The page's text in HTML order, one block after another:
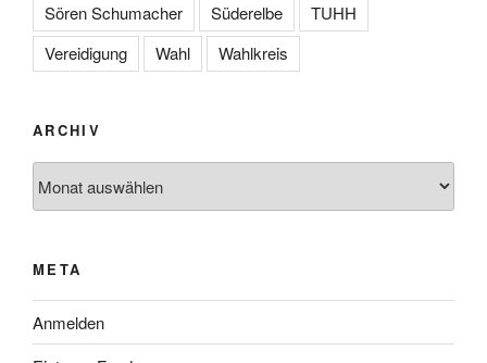
Sören Schumacher
Süderelbe
TUHH
Vereidigung
Wahl Wahlkreis
ARCHIV
META
Anmelden